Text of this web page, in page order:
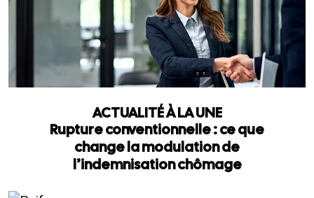
ACTUALITÉ À LA UNE
Rupture conventionnelle : ce que
change la modulation de
l’indemnisation chômage